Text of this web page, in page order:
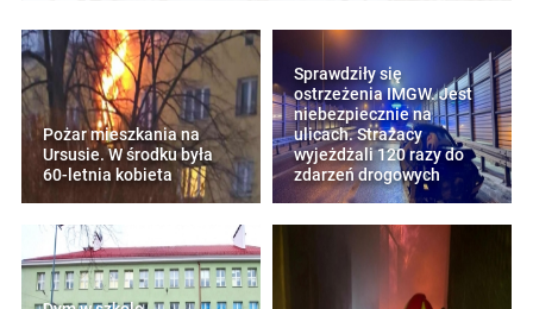
Pożar mieszkania na
Ursusie. W środku była
60-letnia kobieta
Sprawdziły się
ostrzeżenia IMGW. Jest
niebezpiecznie na
ulicach. Strażacy
wyjeżdżali 120 razy do
zdarzeń drogowych